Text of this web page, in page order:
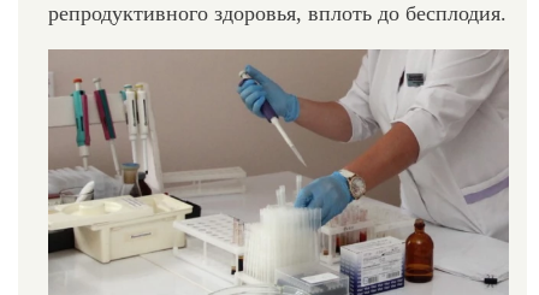
репродуктивного здоровья, вплоть до бесплодия.